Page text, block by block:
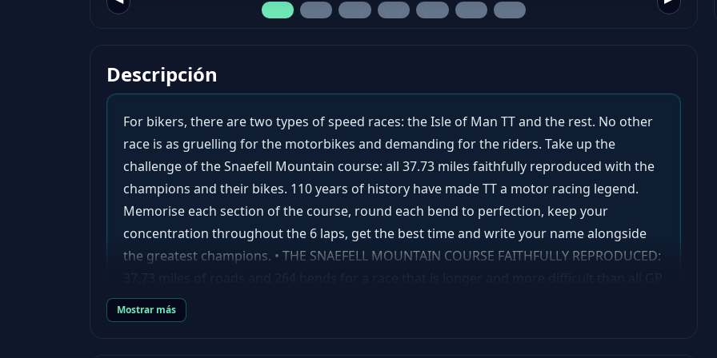
Descripción
For bikers, there are two types of speed races: the Isle of Man TT and the rest. No other
race is as gruelling for the motorbikes and demanding for the riders. Take up the
challenge of the Snaefell Mountain course: all 37.73 miles faithfully reproduced with the
champions and their bikes. 110 years of history have made TT a motor racing legend.
Memorise each section of the course, round each bend to perfection, keep your
concentration throughout the 6 laps, get the best time and write your name alongside
the greatest champions. • THE SNAEFELL MOUNTAIN COURSE FAITHFULLY REPRODUCED:
circuits together. • THE OFFICIAL RIDERS AND THEIR ULTRA-POWERFUL MOTORBIKES: 25
riders and 38 motorbikes hurtling along mountain roads at over 180 mph. • REALISTIC
Mostrar más